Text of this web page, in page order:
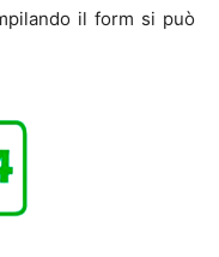
il form si può